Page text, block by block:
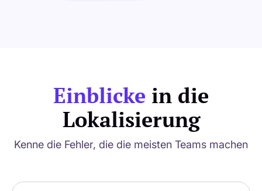
Einblicke in die
Lokalisierung
Kenne die Fehler, die die meisten Teams machen